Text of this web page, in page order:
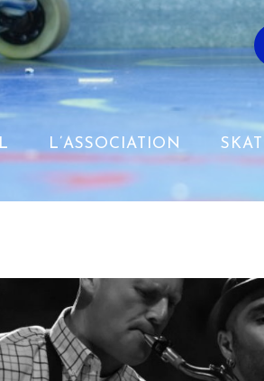
L’ASSOCIATION